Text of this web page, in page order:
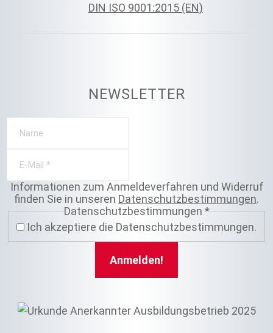
DIN ISO 9001:2015 (EN)
NEWSLETTER
Informationen zum Anmeldeverfahren und Widerruf
finden Sie in unseren Datenschutzbestimmungen.
Datenschutzbestimmungen *
Ich akzeptiere die Datenschutzbestimmungen.